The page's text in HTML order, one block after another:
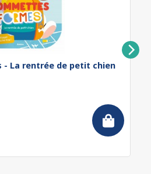
La rentrée de petit chien